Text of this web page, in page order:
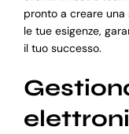
pronto a creare una
le tue esigenze,
il tuo successo.